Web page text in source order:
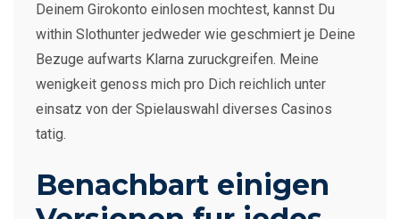
Deinem Girokonto einlosen mochtest, kannst Du
within Slothunter jedweder wie geschmiert je Deine
Bezuge aufwarts Klarna zuruckgreifen. Meine
wenigkeit genoss mich pro Dich reichlich unter
einsatz von der Spielauswahl diverses Casinos
tatig.
Benachbart einigen